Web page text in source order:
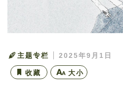
主题专栏 2025年9月1日
收藏 大小